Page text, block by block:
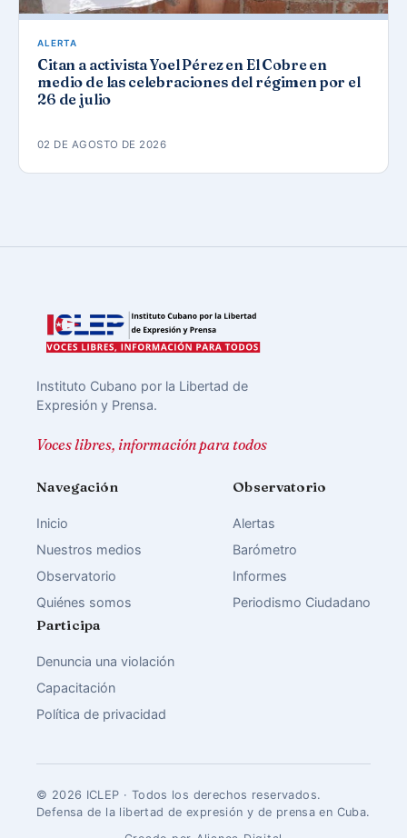
ALERTA
Citan a activista Yoel Pérez en El Cobre en
medio de las celebraciones del régimen por el
26 de julio
02 DE AGOSTO DE 2026
Instituto Cubano por la Libertad de
Expresión y Prensa.
Voces libres, información para todos
Navegación
Inicio
Nuestros medios
Observatorio
Quiénes somos
Observatorio
Alertas
Barómetro
Informes
Periodismo Ciudadano
Participa
Denuncia una violación
Capacitación
Política de privacidad
© 2026 ICLEP · Todos los derechos reservados.
Defensa de la libertad de expresión y de prensa en Cuba.